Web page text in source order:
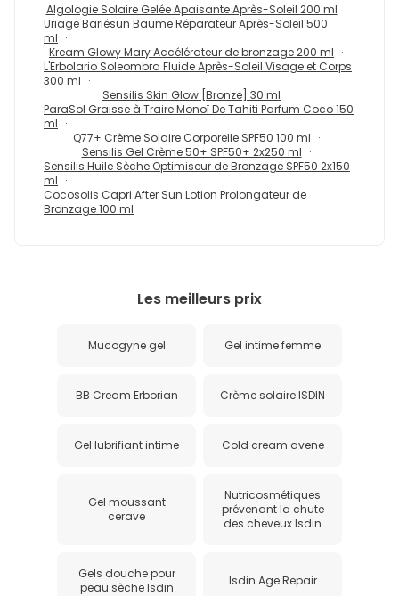
Algologie Solaire Gelée Apaisante Après-Soleil 200 ml
Uriage Bariésun Baume Réparateur Après-Soleil 500
ml
Kream Glowy Mary Accélérateur de bronzage 200 ml
L'Erbolario Soleombra Fluide Après-Soleil Visage et Corps
300 ml
Sensilis Skin Glow [Bronze] 30 ml
ParaSol Graisse à Traire Monoï De Tahiti Parfum Coco 150
ml
Q77+ Crème Solaire Corporelle SPF50 100 ml
Sensilis Gel Crème 50+ SPF50+ 2x250 ml
Sensilis Huile Sèche Optimiseur de Bronzage SPF50 2x150
ml
Cocosolis Capri After Sun Lotion Prolongateur de
Bronzage 100 ml
Les meilleurs prix
Mucogyne gel Gel intime femme
BB Cream Erborian Crème solaire ISDIN
Gel lubrifiant intime Cold cream avene
Gel moussant
cerave
Nutricosmétiques
prévenant la chute
des cheveux Isdin
Gels douche pour
peau sèche Isdin
Isdin Age Repair